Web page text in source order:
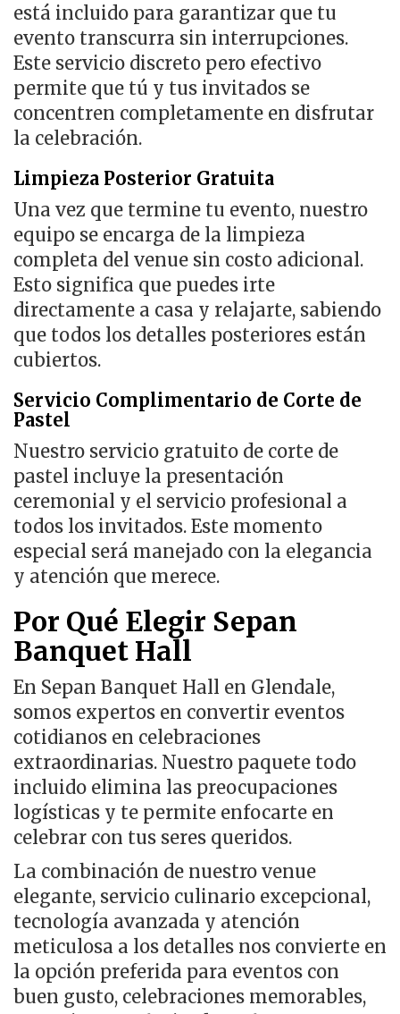
está incluido para garantizar que tu
evento transcurra sin interrupciones.
Este servicio discreto pero efectivo
permite que tú y tus invitados se
concentren completamente en disfrutar
la celebración.
Limpieza Posterior Gratuita
Una vez que termine tu evento, nuestro
equipo se encarga de la limpieza
completa del venue sin costo adicional.
Esto significa que puedes irte
directamente a casa y relajarte, sabiendo
que todos los detalles posteriores están
cubiertos.
Servicio Complimentario de Corte de
Pastel
Nuestro servicio gratuito de corte de
pastel incluye la presentación
ceremonial y el servicio profesional a
todos los invitados. Este momento
especial será manejado con la elegancia
y atención que merece.
Por Qué Elegir Sepan
Banquet Hall
En Sepan Banquet Hall en Glendale,
somos expertos en convertir eventos
cotidianos en celebraciones
extraordinarias. Nuestro paquete todo
incluido elimina las preocupaciones
logísticas y te permite enfocarte en
celebrar con tus seres queridos.
La combinación de nuestro venue
elegante, servicio culinario excepcional,
tecnología avanzada y atención
meticulosa a los detalles nos convierte en
la opción preferida para eventos con
buen gusto, celebraciones memorables,